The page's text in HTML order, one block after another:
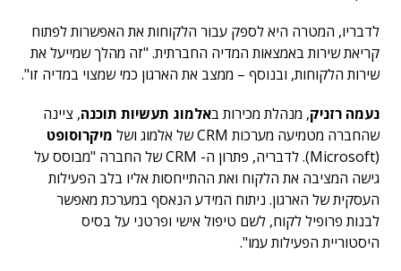
לדבריו, המטרה היא לספק עבור הלקוחות את האפשרות לפתוח
קריאת שירות באמצאות המדיה החברתית. "זה מהלך שמייעל את
שירות הלקוחות, ובנוסף – ממצב את הארגון כמי שמצוי במדיה זו".
נעמה רזניק, מנהלת מכירות באלמוג תעשיות תוכנה, ציינה
שהחברה מטמיעה מערכות CRM של אלמוג ושל
מיקרוסופט
(Microsoft). לדבריה, פתרון ה- CRM של החברה "מבוסס על
גישה המציבה את הלקוח ואת ההתייחסות אליו בלב הפעילות
העסקית של הארגון. ניתוח המידע הנאסף במערכת מאפשר
לבנות פרופיל לקוח, לשם טיפול אישי ופרטני על בסיס
היסטוריית הפעילות עמו".